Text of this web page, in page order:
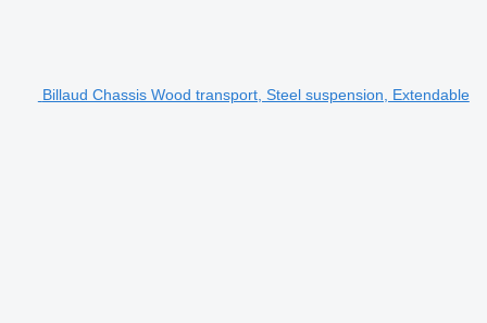
Billaud Chassis Wood transport, Steel suspension, Extendable